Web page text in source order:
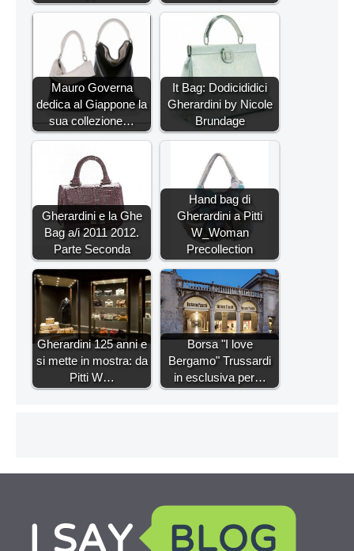
Mauro Governa
dedica al Giappone la
sua collezione…
It Bag: Dodicididici
Gherardini by Nicole
Brundage
Gherardini e la Ghe
Bag a/i 2011 2012.
Parte Seconda
Hand bag di
Gherardini a Pitti
W_Woman
Precollection
Gherardini 125 anni e
si mette in mostra: da
Pitti W…
Borsa "I love
Bergamo" Trussardi
in esclusiva per…